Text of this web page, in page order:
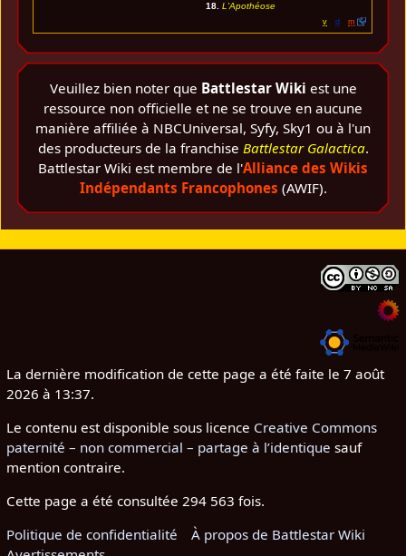
18. L'Apothéose
v ·d ·m
Veuillez bien noter que Battlestar Wiki est une
ressource non officielle et ne se trouve en aucune
manière affiliée à NBCUniversal, Syfy, Sky1 ou à l'un
des producteurs de la franchise Battlestar Galactica.
Battlestar Wiki est membre de l'Alliance des Wikis
Indépendants Francophones (AWIF).
La dernière modification de cette page a été faite le 7 août
2026 à 13:37.
Le contenu est disponible sous licence Creative Commons
paternité – non commercial – partage à l’identique sauf
mention contraire.
Cette page a été consultée 294 563 fois.
Politique de confidentialité
À propos de Battlestar Wiki